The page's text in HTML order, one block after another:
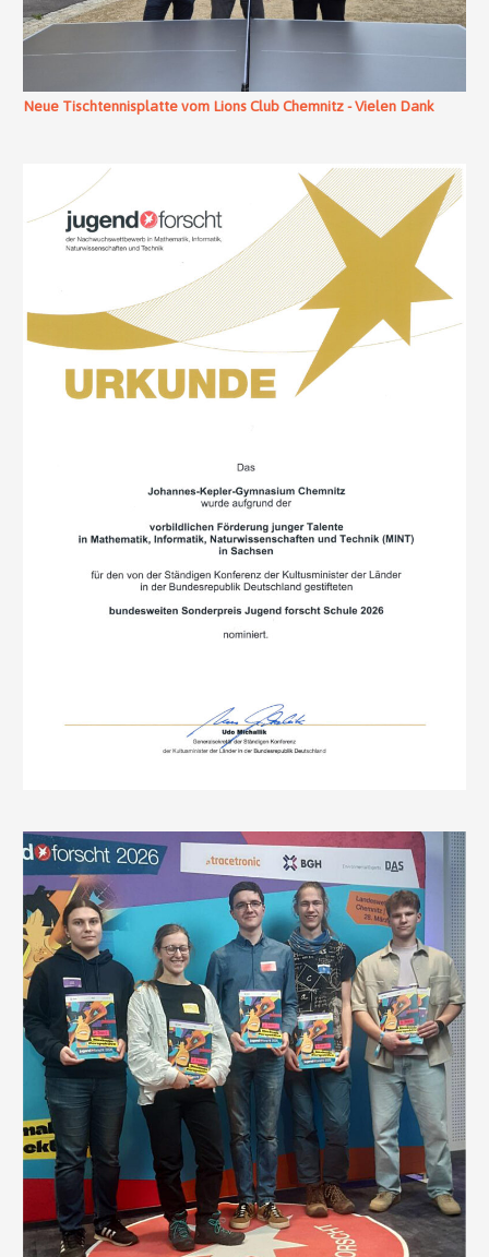
Neue Tischtennisplatte vom Lions Club Chemnitz - Vielen Dank